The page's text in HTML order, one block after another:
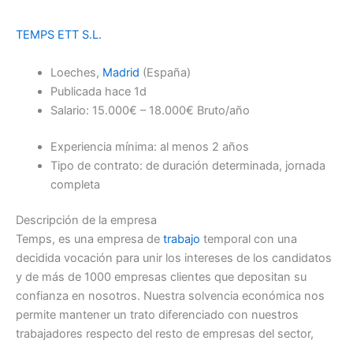
TEMPS ETT S.L.
Loeches, Madrid (España)
Publicada hace 1d
Salario: 15.000€ – 18.000€ Bruto/año
Experiencia mínima: al menos 2 años
Tipo de contrato: de duración determinada, jornada
completa
Descripción de la empresa
Temps, es una empresa de trabajo temporal con una
decidida vocación para unir los intereses de los candidatos
y de más de 1000 empresas clientes que depositan su
confianza en nosotros. Nuestra solvencia económica nos
permite mantener un trato diferenciado con nuestros
trabajadores respecto del resto de empresas del sector,